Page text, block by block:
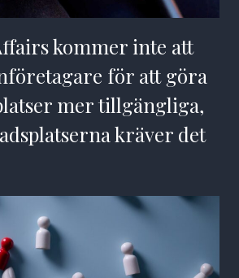
kommer inte att
för att göra
mer tillgängliga,
kräver det